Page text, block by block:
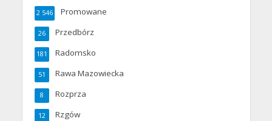
Promowane
2 546
Przedbórz
26
Radomsko
181
Rawa Mazowiecka
51
Rozprza
8
Rzgów
12